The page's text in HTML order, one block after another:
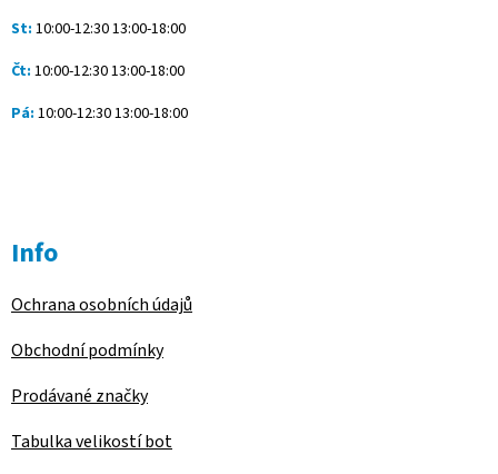
St: 10:00-12:30 13:00-18:00
Čt: 10:00-12:30 13:00-18:00
Pá: 10:00-12:30 13:00-18:00
Info
Ochrana osobních údajů
Obchodní podmínky
Prodávané značky
Tabulka velikostí bot